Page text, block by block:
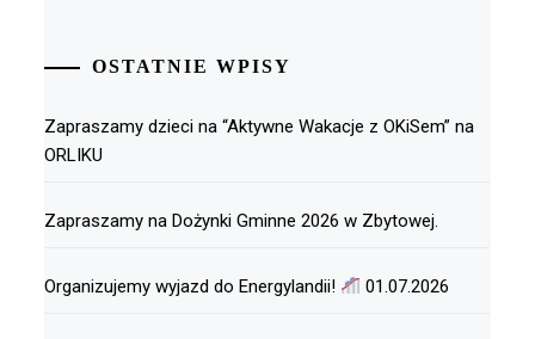
OSTATNIE WPISY
Zapraszamy dzieci na “Aktywne Wakacje z OKiSem” na
ORLIKU
Zapraszamy na Dożynki Gminne 2026 w Zbytowej.
Organizujemy wyjazd do Energylandii! 01.07.2026